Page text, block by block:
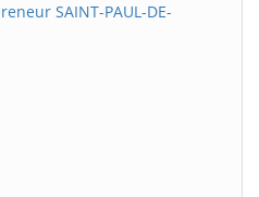
SAINT-PAUL-DE-